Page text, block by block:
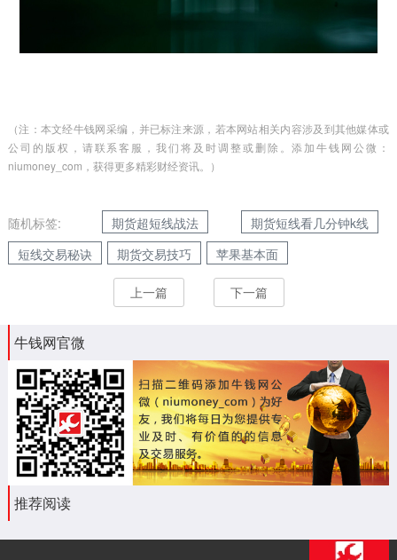
（注：本文经牛钱网采编，并已标注来源，若本网站相关内容涉及到其他媒体或
公司的版权，请联系客服，我们将及时调整或删除。添加牛钱网公微：
niumoney_com，获得更多精彩财经资讯。）
随机标签: 期货超短线战法
期货短线看几分钟k线
短线交易秘诀
期货交易技巧 苹果基本面
上一篇 下一篇
牛钱网官微
推荐阅读